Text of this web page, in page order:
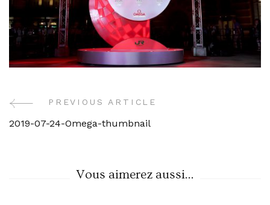
Post
PREVIOUS ARTICLE
2019-07-24-Omega-thumbnail
Vous aimerez aussi...